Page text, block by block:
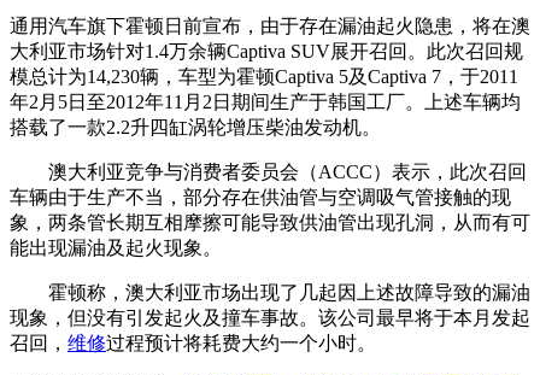
通用汽车旗下霍顿日前宣布，由于存在漏油起火隐患，将在澳
大利亚市场针对1.4万余辆Captiva SUV展开召回。此次召回规
模总计为14,230辆，车型为霍顿Captiva 5及Captiva 7，于2011
年2月5日至2012年11月2日期间生产于韩国工厂。上述车辆均
搭载了一款2.2升四缸涡轮增压柴油发动机。
澳大利亚竞争与消费者委员会（ACCC）表示，此次召回
车辆由于生产不当，部分存在供油管与空调吸气管接触的现
象，两条管长期互相摩擦可能导致供油管出现孔洞，从而有可
能出现漏油及起火现象。
霍顿称，澳大利亚市场出现了几起因上述故障导致的漏油
现象，但没有引发起火及撞车事故。该公司最早将于本月发起
召回， 维修过程预计将耗费大约一个小时。